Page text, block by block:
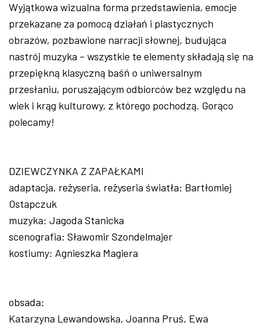
Wyjątkowa wizualna forma przedstawienia, emocje
przekazane za pomocą działań i plastycznych
obrazów, pozbawione narracji słownej, budująca
nastrój muzyka – wszystkie te elementy składają się na
przepiękną klasyczną baśń o uniwersalnym
przesłaniu, poruszającym odbiorców bez względu na
wiek i krąg kulturowy, z którego pochodzą. Gorąco
polecamy!
DZIEWCZYNKA Z ZAPAŁKAMI
adaptacja, reżyseria, reżyseria światła: Bartłomiej
Ostapczuk
muzyka: Jagoda Stanicka
scenografia: Sławomir Szondelmajer
kostiumy: Agnieszka Magiera
obsada:
Katarzyna Lewandowska, Joanna Pruś, Ewa